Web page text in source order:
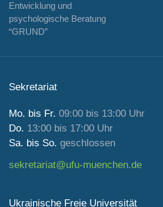
Entwicklung und
psychologische Beratung
“GRUND”
Sekretariat
Mo. bis Fr. 09:00 bis 13:00 Uhr
Do. 13:00 bis 17:00 Uhr
Sa. bis So. geschlossen
sekretariat@ufu-muenchen.de
Ukrainische Freie Universität